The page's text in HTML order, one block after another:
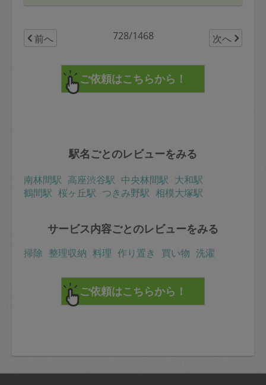
ありがとうございました！
前へ 728/1468 次へ
駅名ごとのレビューをみる
南林間駅 高座渋谷駅 中央林間駅 大和駅
鶴間駅 桜ヶ丘駅 つきみ野駅 相模大塚駅
サービス内容ごとのレビューをみる
掃除 整理収納 料理 作り置き 買い物 洗濯